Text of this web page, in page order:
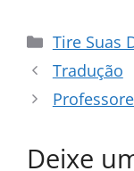
Categorias
Tire Suas
Tradução
Deixe